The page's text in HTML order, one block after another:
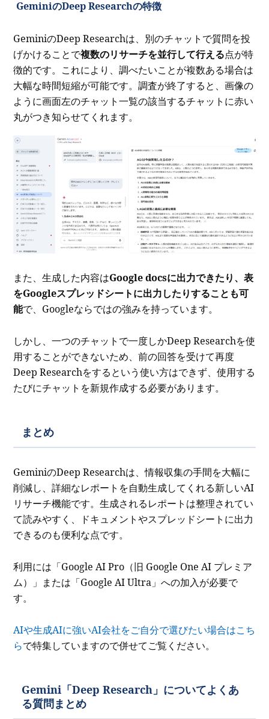
GeminiのDeep Researchの特徴
GeminiのDeep Researchは、別のチャットで質問を投
げかけることで複数のリサーチを並行して行える点が特
徴的です。これにより、調べたいことが複数ある場合は
大幅な時間短縮が可能です。調査が終了すると、画像の
ように画面左のチャット一覧の該当するチャットに赤い
丸がつき知らせてくれます。
また、生成した内容はGoogle docsに出力できたり、表
をGoogleスプレッドシートに出力したりすることも可
能で、Googleならではの強みを持っています。
しかし、一つのチャットで一度しかDeep Researchを使
用することができないため、前の回答を受けて再度
Deep Researchをするという使い方はできず、使用する
たびにチャットを新規作成する必要があります。
まとめ
GeminiのDeep Researchは、情報収集の手間を大幅に
削減し、詳細なレポートを自動生成してくれる新しいAI
リサーチ機能です。生成されるレポートは整理されてい
て読みやすく、ドキュメントやスプレッドシートに出力
できるのも便利な点です。
利用には「Google AI Pro（旧 Google One AI プレミア
ム）」または「Google AI Ultra」への加入が必要で
す。
AIや生成AIに強いAI会社をご自分で選びたい場合はこち
らで特集していますので併せてご覧ください。
Gemini「Deep Research」についてよくあ
る質問まとめ